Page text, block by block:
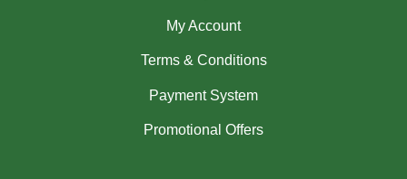
My Account
Terms & Conditions
Payment System
Promotional Offers